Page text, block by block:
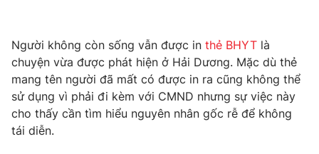
Thế giới đó đây
Câu chuyện quốc tế
Tài chính
Thị trường
Góc doanh nghiệp
Dữ liệu và đời sống
Truyền hình
Người không còn sống vẫn được in thẻ BHYT là
chuyện vừa được phát hiện ở Hải Dương. Mặc dù thẻ
mang tên người đã mất có được in ra cũng không thể
sử dụng vì phải đi kèm với CMND nhưng sự việc này
cho thấy cần tìm hiểu nguyên nhân gốc rễ để không
tái diễn.